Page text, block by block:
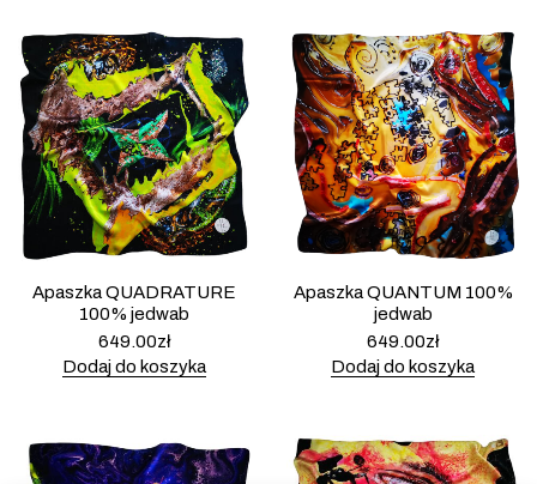
Apaszka QUADRATURE
100% jedwab
649.00zł
Dodaj do koszyka
Apaszka QUANTUM 100%
jedwab
649.00zł
Dodaj do koszyka